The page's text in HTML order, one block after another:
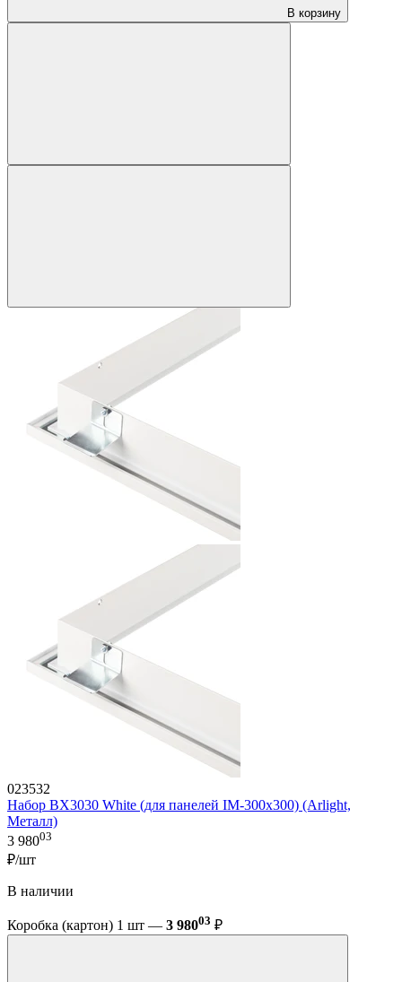
В корзину
023532
Набор BX3030 White (для панелей IM-300x300) (Arlight,
Металл)
3 98003
₽/шт
В наличии
Коробка (картон) 1 шт — 3 98003 ₽